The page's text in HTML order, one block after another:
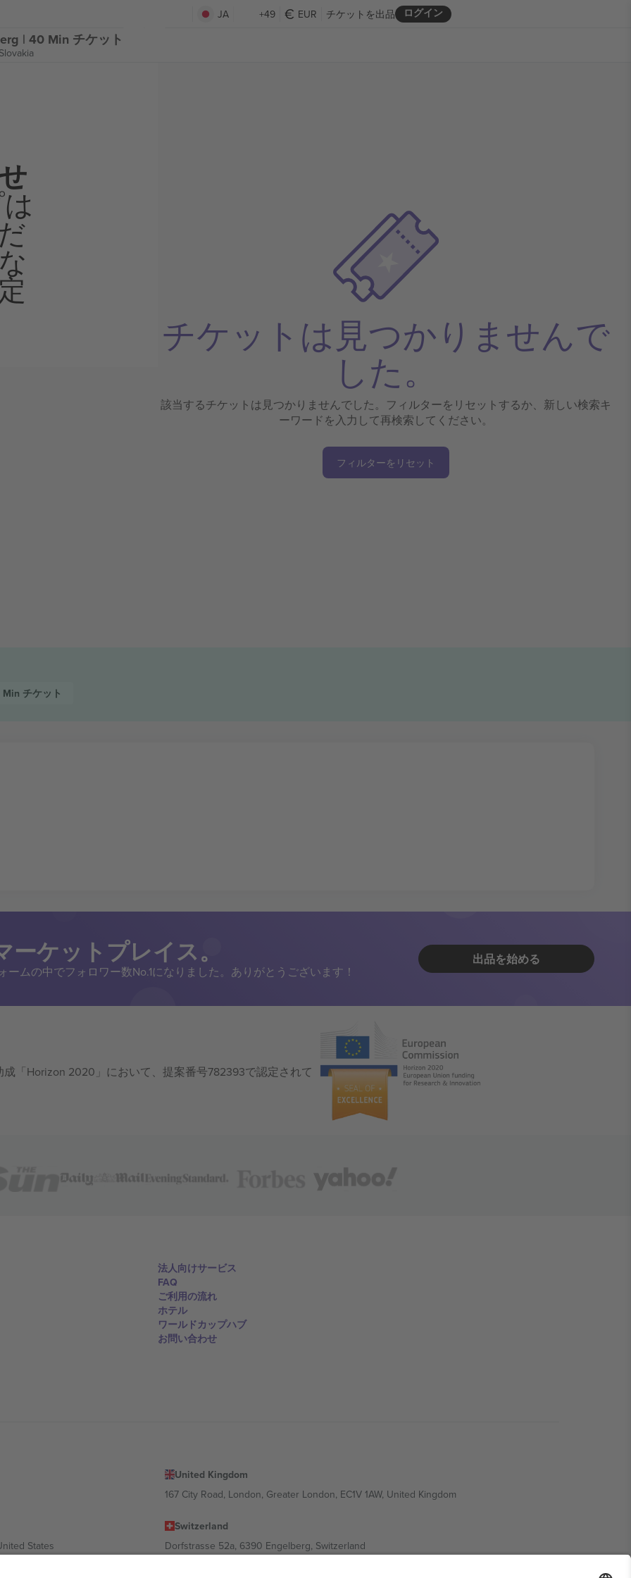
JA +49 EUR ログイン
チケットを出品
| 40 Min チケット
チケットは見つかりませんで
した。
該当するチケットは見つかりませんでした。フィルターをリセットするか、新しい検索キ
ーワードを入力して再検索してください。
フィルターをリセット
Min チケット
ケットプレイス。
ムの中でフォロワー数No.1になりました。ありがとうございます！
出品を始める
「Horizon 2020」において、提案番号782393で認定されて
法人向けサービス
FAQ
ご利用の流れ
ホテル
ワールドカップハブ
お問い合わせ
United Kingdom
167 City Road, London, Greater London, EC1V 1AW, United Kingdom
States
Switzerland
Dorfstrasse 52a, 6390 Engelberg, Switzerland